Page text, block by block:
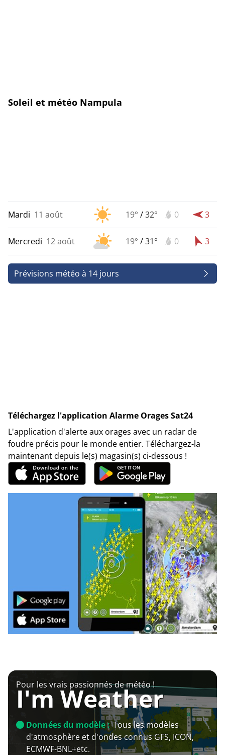
Soleil et météo Nampula
Mardi 11 août 19° /32° 0 3
Mercredi 12 août 19° /31° 0 3
Prévisions météo à 14 jours
Téléchargez l'application Alarme Orages Sat24
L'application d'alerte aux orages avec un radar de
foudre précis pour le monde entier. Téléchargez-la
maintenant depuis le(s) magasin(s) ci-dessous !
Pour les vrais passionnés de météo !
I'm Weather
Données du modèle : Tous les modèles
d'atmosphère et d'ondes connus GFS, ICON,
ECMWF-BNL+etc.